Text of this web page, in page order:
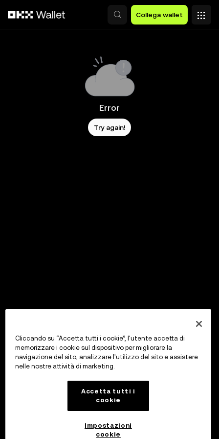
Collega wallet
Error
Try again!
Cliccando su “Accetta tutti i cookie”, l'utente accetta di
memorizzare i cookie sul dispositivo per migliorare la
navigazione del sito, analizzare l'utilizzo del sito e assistere
nelle nostre attività di marketing.
Accetta tutti i
cookie
Impostazioni
cookie